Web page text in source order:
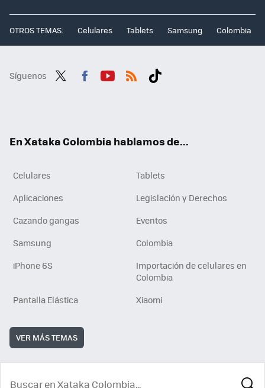
OTROS TEMAS: Celulares Tablets Samsung Colombia
Síguenos
En Xataka Colombia hablamos de...
Celulares
Tablets
Aplicaciones
Legislación y Derechos
Cazando gangas
Eventos
Samsung
Colombia
iPhone 6S
Importación de celulares en
Colombia
Pantalla Elástica
Xiaomi
VER MÁS TEMAS